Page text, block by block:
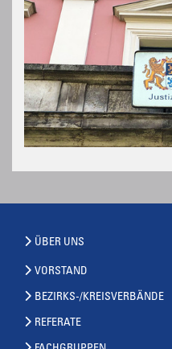
ÜBER UNS
VORSTAND
BEZIRKS-/KREISVERBÄNDE
REFERATE